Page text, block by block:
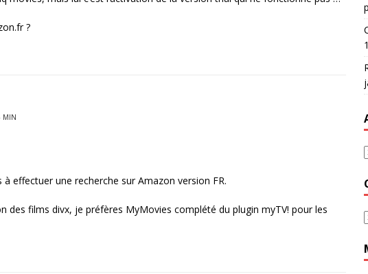
?
MIN
à effectuer une recherche sur Amazon version FR.
des films divx, je préfères MyMovies complété du plugin myTV! pour les